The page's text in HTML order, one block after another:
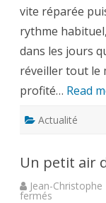
vite réparée
rythme
dans les jours
réveiller tout le
profité… Read
Actualité
Un petit air
Jean-Christophe
fermés